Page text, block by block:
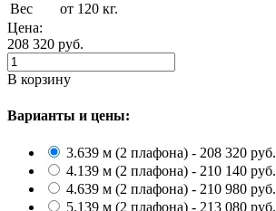
Вес
от 120 кг.
Цена:
208 320 руб.
В корзину
Варианты и цены:
3.639 м (2 плафона) - 208 320 руб.
4.139 м (2 плафона) - 210 140 руб.
4.639 м (2 плафона) - 210 980 руб.
5.139 м (2 плафона) - 213 080 руб.